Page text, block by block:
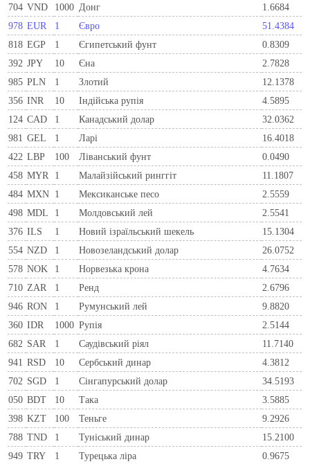
704 VND 1000 Донг
1.6684
978 EUR 1 Євро
51.4384
818 EGP 1 Єгипетський фунт
0.8309
392 JPY 10 Єна
2.7828
985 PLN 1 Злотий
12.1378
356 INR 10 Індійська рупія
4.5895
124 CAD 1 Канадський долар
32.0362
981 GEL 1 Ларi
16.4018
422 LBP 100 Ліванський фунт
0.0490
458 MYR 1 Малайзійський ринггіт
11.1807
484 MXN 1 Мексиканське песо
2.5559
498 MDL 1 Молдовський лей
2.5541
376 ILS 1 Новий ізраїльський шекель
15.1304
554 NZD 1 Новозеландський долар
26.0752
578 NOK 1 Норвезька крона
4.7634
710 ZAR 1 Ренд
2.6796
946 RON 1 Румунський лей
9.8820
360 IDR 1000 Рупія
2.5144
682 SAR 1 Саудівський ріял
11.7140
941 RSD 10 Сербський динар
4.3812
702 SGD 1 Сінгапурський долар
34.5193
050 BDT 10 Така
3.5885
398 KZT 100 Теньге
9.2926
788 TND 1 Туніський динар
15.2100
949 TRY 1 Турецька ліра 0.9675